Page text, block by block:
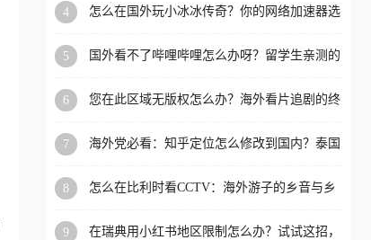
学、定居等，都可以使用，
扰。
4
怎么在国外玩小冰冰传奇？你的网络加速器选
5
国外看不了哔哩哔哩怎么办呀？留学生亲测的
6
您在此区域无版权怎么办？海外看片追剧的终
7
海外党必看：知乎定位怎么修改到国内？泰国
8
怎么在比利时看CCTV：海外游子的乡音与乡
9
在瑞典用小红书地区限制怎么办？试试这招，